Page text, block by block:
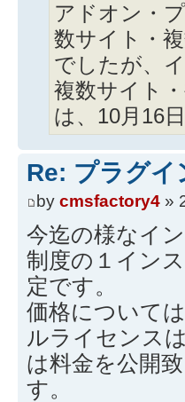
アドオン・
数サイト・
でしたが、
複数サイト
は、10月16
Re: プラグイ
by cmsfactory4 »
今迄の様なイ
制度の１イン
定です。
価格について
ルライセンス
は料金を公開
す。